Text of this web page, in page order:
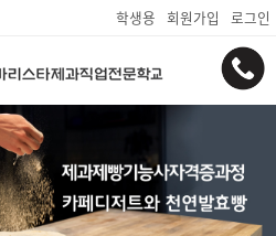
학생용 회원가입 로그인